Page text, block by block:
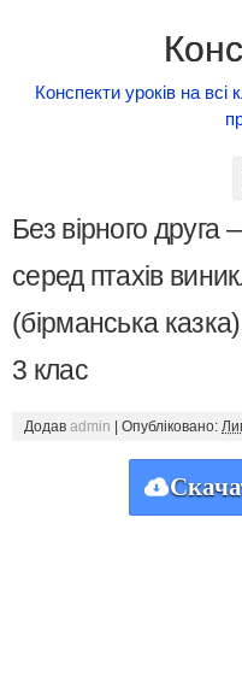
Конспекти уроків на
Без вірного
серед птахів
(бірманська
3 клас
Додав admin Опубліковано: